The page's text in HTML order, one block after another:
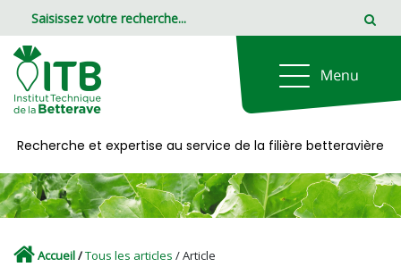
Recherche et expertise au service de la filière betteravière
Accueil/Tous les articles / Article
Panneau de gestion des cookies